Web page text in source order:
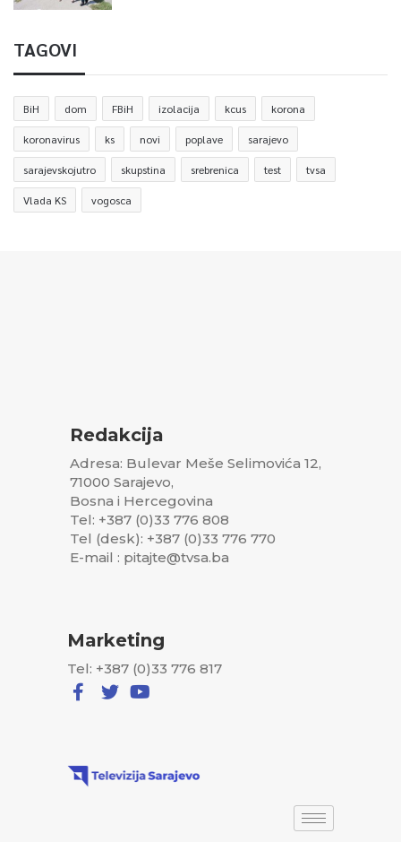
TAGOVI
BiH dom FBiH izolacija kcus korona
koronavirus ks novi poplave sarajevo
sarajevskojutro skupstina srebrenica test tvsa
Vlada KS vogosca
Redakcija
Adresa: Bulevar Meše Selimovića 12,
71000 Sarajevo,
Bosna i Hercegovina
Tel: +387 (0)33 776 808
Tel (desk): +387 (0)33 776 770
E-mail : pitajte@tvsa.ba
Marketing
Tel: +387 (0)33 776 817